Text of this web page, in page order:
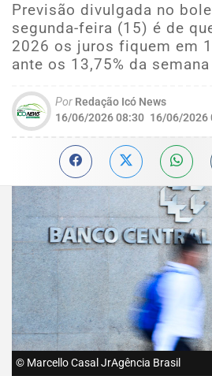
Previsão divulgada no
segunda-feira (15) é de
2026 os juros fiquem em
ante os 13,75% da
Por Redação Icó News
16/06/2026 08:30 16/06/2026
© Marcello Casal JrAgência Brasil